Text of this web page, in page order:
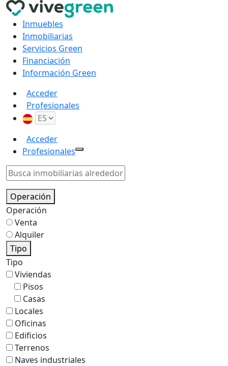
Inmuebles
Inmobiliarias
Servicios Green
Financiación
Información Green
Acceder
Profesionales
Acceder
Profesionales
Operación
Operación
Venta
Alquiler
Tipo
Tipo
Viviendas
Pisos
Casas
Locales
Oficinas
Edificios
Terrenos
Naves industriales